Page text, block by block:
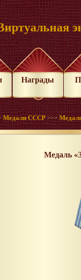
Награды
Медали СССР >>>
Медаль